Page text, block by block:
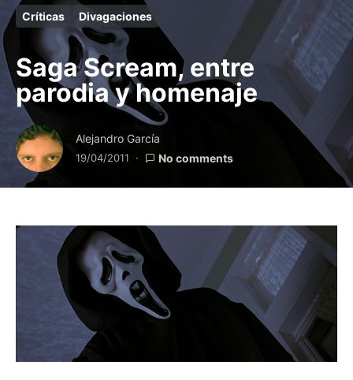
Críticas Divagaciones
Saga Scream, entre
parodia y homenaje
Alejandro García
19/04/2011 No comments